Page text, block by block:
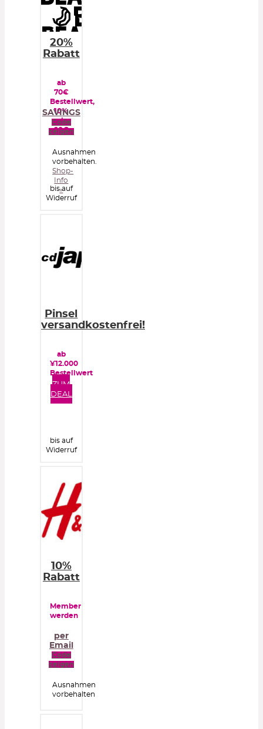
20%
Rabatt
ab
70€
Bestellwert,
10%
ab
60€
SAVINGS
Code
zeigen
Ausnahmen
vorbehalten.
Shop-
Info
»
bis auf
Widerruf
Pinsel
versandkostenfrei!
ab
¥12.000
Bestellwert
ZUM
DEAL
bis auf
Widerruf
10%
Rabatt
Member
werden
per
Email
Code
zeigen
Ausnahmen
vorbehalten